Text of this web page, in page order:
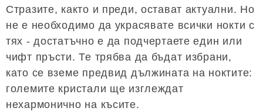
Стразите, както и преди, остават актуални. Но
не е необходимо да украсявате всички нокти с
тях - достатъчно е да подчертаете един или
чифт пръсти. Те трябва да бъдат избрани,
като се вземе предвид дължината на ноктите:
големите кристали ще изглеждат
нехармонично на късите.